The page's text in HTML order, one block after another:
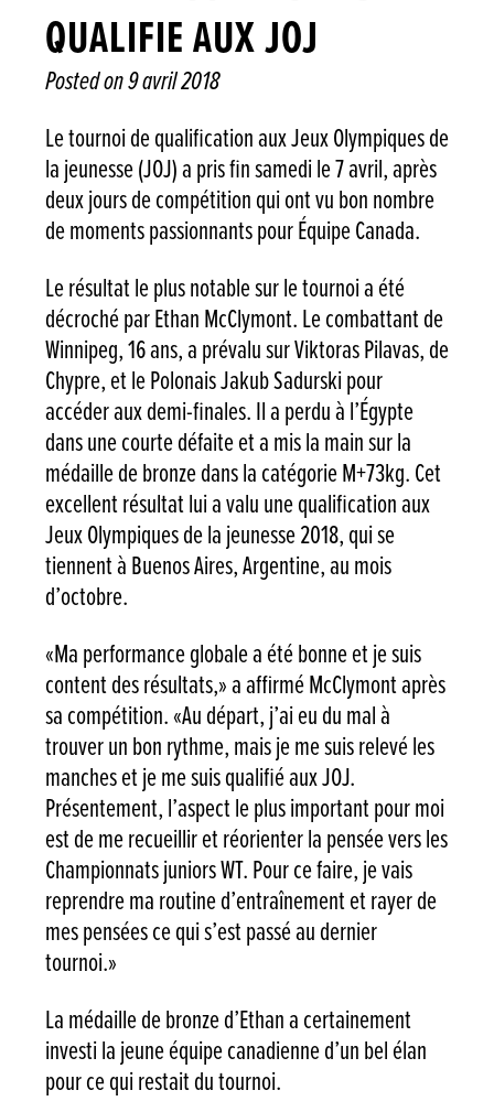
QUALIFIE AUX JOJ
Posted on9 avril 2018
Le tournoi de qualification aux Jeux Olympiques de
la jeunesse (JOJ) a pris fin samedi le 7 avril, après
deux jours de compétition qui ont vu bon nombre
de moments passionnants pour Équipe Canada.
Le résultat le plus notable sur le tournoi a été
décroché par Ethan McClymont. Le combattant de
Winnipeg, 16 ans, a prévalu sur Viktoras Pilavas, de
Chypre, et le Polonais Jakub Sadurski pour
accéder aux demi-finales. Il a perdu à l’Égypte
dans une courte défaite et a mis la main sur la
médaille de bronze dans la catégorie M+73kg. Cet
excellent résultat lui a valu une qualification aux
Jeux Olympiques de la jeunesse 2018, qui se
tiennent à Buenos Aires, Argentine, au mois
d’octobre.
«Ma performance globale a été bonne et je suis
content des résultats,» a affirmé McClymont après
sa compétition. «Au départ, j’ai eu du mal à
trouver un bon rythme, mais je me suis relevé les
manches et je me suis qualifié aux JOJ.
Présentement, l’aspect le plus important pour moi
est de me recueillir et réorienter la pensée vers les
Championnats juniors WT. Pour ce faire, je vais
reprendre ma routine d’entraînement et rayer de
mes pensées ce qui s’est passé au dernier
tournoi.»
La médaille de bronze d’Ethan a certainement
investi la jeune équipe canadienne d’un bel élan
pour ce qui restait du tournoi.